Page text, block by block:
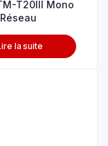
T20III Mono
la suite